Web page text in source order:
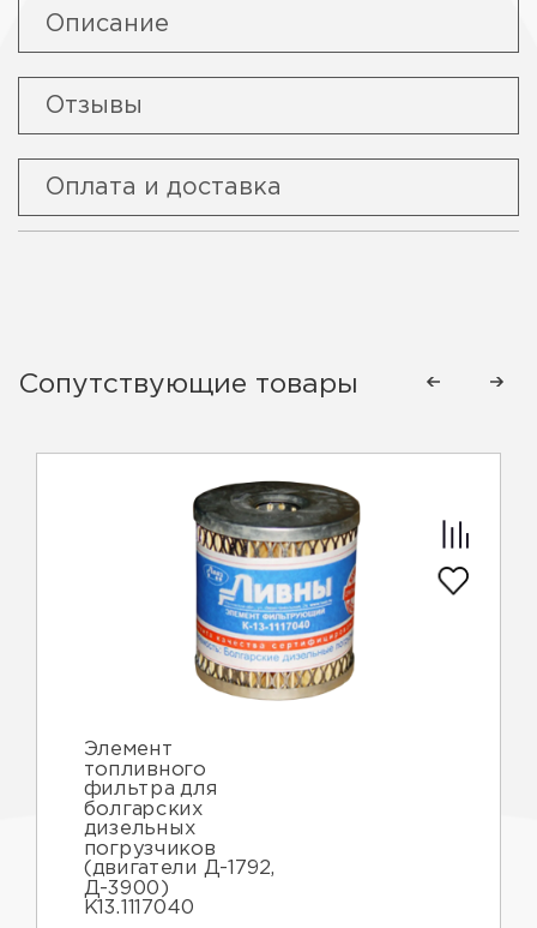
Описание
Отзывы
Оплата и доставка
Сопутствующие товары
Элемент
топливного
фильтра для
болгарских
дизельных
погрузчиков
(двигатели Д-1792,
Д-3900)
К13.1117040